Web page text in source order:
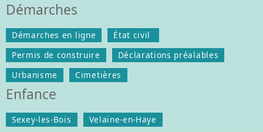
Démarches
Démarches en ligne
État civil
Permis de construire
Déclarations préalables
Urbanisme
Cimetières
Enfance
Sexey-les-Bois
Velaine-en-Haye